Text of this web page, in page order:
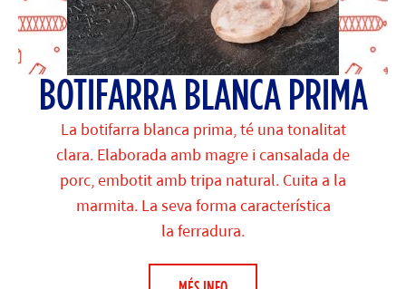
BOTIFARRA BLANCA PRIMA
La botifarra blanca prima, té una tonalitat
clara. Elaborada amb magre i cansalada de
porc, embotit amb tripa natural. Cuita a la
marmita. La seva forma característica
la ferradura.